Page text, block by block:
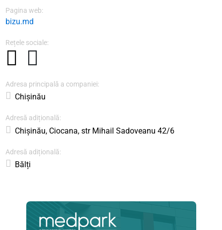
Pagina web:
bizu.md
Rețele sociale:
Adresa principală a companiei:
Chișinău
Adresă adițională:
Chișinău, Ciocana, str Mihail Sadoveanu 42/6
Adresă adițională:
Bălți